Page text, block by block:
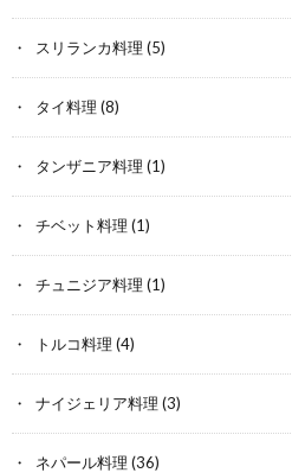
スリランカ料理 (5)
タイ料理 (8)
タンザニア料理 (1)
チベット料理 (1)
チュニジア料理 (1)
トルコ料理 (4)
ナイジェリア料理 (3)
ネパール料理 (36)